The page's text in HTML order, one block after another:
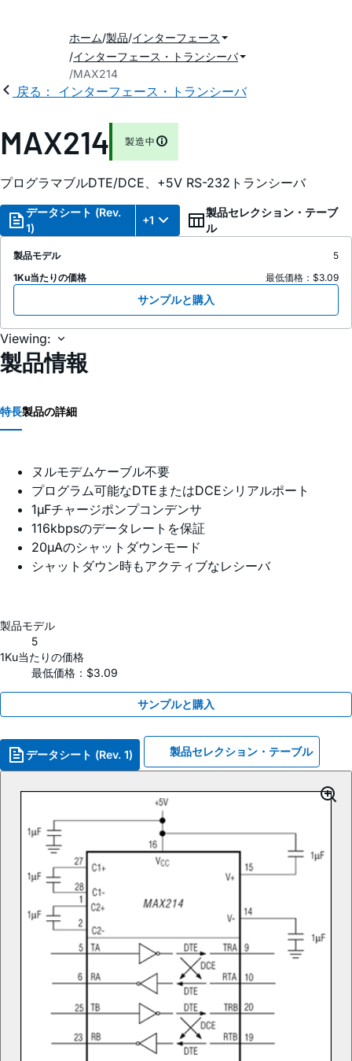
ホーム 製品 インターフェース
インターフェース・トランシーバ
MAX214
戻る： インターフェース・トランシーバ
MAX214 製造中
プログラマブルDTE/DCE、+5V RS-232トランシーバ
データシート (Rev.
1)
+1
製品セレクション・テーブ
ル
製品モデル
5
1Ku当たりの価格
最低価格：$3.09
サンプルと購入
Viewing:
製品情報
特長製品の詳細
ヌルモデムケーブル不要
プログラム可能なDTEまたはDCEシリアルポート
1µFチャージポンプコンデンサ
116kbpsのデータレートを保証
20µAのシャットダウンモード
シャットダウン時もアクティブなレシーバ
製品モデル
5
1Ku当たりの価格
最低価格：$3.09
サンプルと購入
データシート (Rev. 1) 製品セレクション・テーブル